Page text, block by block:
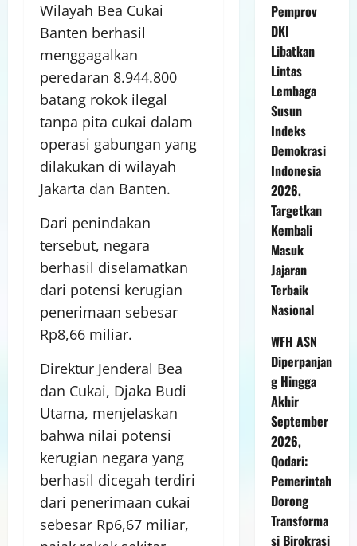
Wilayah Bea Cukai
Banten berhasil
menggagalkan
peredaran 8.944.800
batang rokok ilegal
tanpa pita cukai dalam
operasi gabungan yang
dilakukan di wilayah
Jakarta dan Banten.
Dari penindakan
tersebut, negara
berhasil diselamatkan
dari potensi kerugian
penerimaan sebesar
Rp8,66 miliar.
Direktur Jenderal Bea
dan Cukai, Djaka Budi
Utama, menjelaskan
bahwa nilai potensi
kerugian negara yang
berhasil dicegah terdiri
dari penerimaan cukai
sebesar Rp6,67 miliar,
Pemprov
DKI
Libatkan
Lintas
Lembaga
Susun
Indeks
Demokrasi
Indonesia
2026,
Targetkan
Kembali
Masuk
Jajaran
Terbaik
Nasional
WFH ASN
Diperpanjan
g Hingga
Akhir
September
2026,
Qodari:
Pemerintah
Dorong
Transforma
si Birokrasi